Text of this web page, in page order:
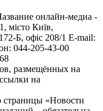
онлайн-медиа -
місто Київ,
Б, офіс 208/1 E-mail:
044-205-43-00
размещённых на
на
страницы «Новости